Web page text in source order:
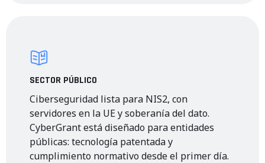
SECTOR PÚBLICO
Ciberseguridad lista para NIS2, con
servidores en la UE y soberanía del dato.
CyberGrant está diseñado para entidades
públicas: tecnología patentada y
cumplimiento normativo desde el primer día.